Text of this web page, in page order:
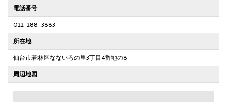
電話番号
022-288-3883
所在地
仙台市若林区なないろの里3丁目4番地の8
周辺地図